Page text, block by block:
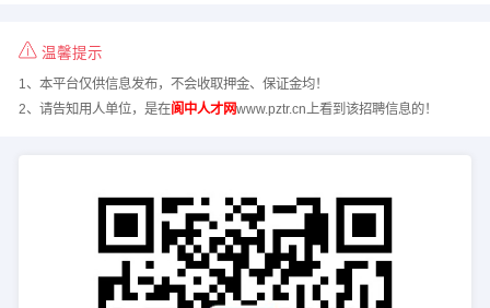
温馨提示
1、本平台仅供信息发布，不会收取押金、保证金均！
2、请告知用人单位，是在阆中人才网www.pztr.cn上看到该招聘信息的！